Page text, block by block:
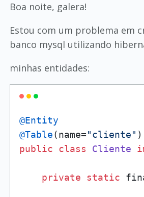
Boa noite, galera!
Estou com um problema em
banco mysql utilizando
minhas entidades:
@Entity
@Table(name="cliente"
public
class Cliente
private static